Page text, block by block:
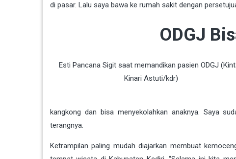
di pasar. Lalu saya bawa ke rumah sakit dengan
ODGJ
Esti Pancana Sigit saat memandikan pasien ODGJ
Kinari Astuti/kdr)
kangkong dan bisa menyekolahkan anaknya. Saya
terangnya.
Ketrampilan paling mudah diajarkan membuat